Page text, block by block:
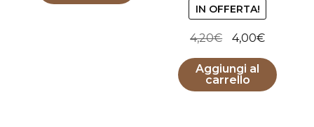
IN OFFERTA!
4,20€
originale
era:
4,00€Il
attuale
è:
Aggiungi al
carrello